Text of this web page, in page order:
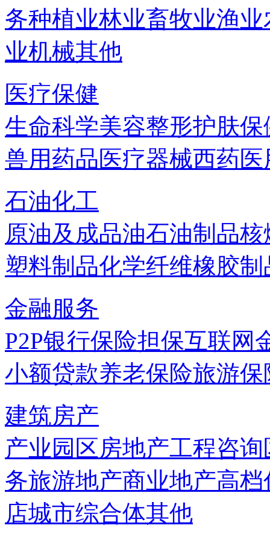
务种植业林业畜牧业渔业
业机械其他
医疗保健
生命科学美容整形护肤保
兽用药品医疗器械西药
石油化工
原油及成品油石油制品核
塑料制品化学纤维橡胶制
金融服务
P2P银行保险担保互联网
小额贷款养老保险旅游保
建筑房产
产业园区房地产工程咨询
务旅游地产商业地产高档
店城市综合体其他